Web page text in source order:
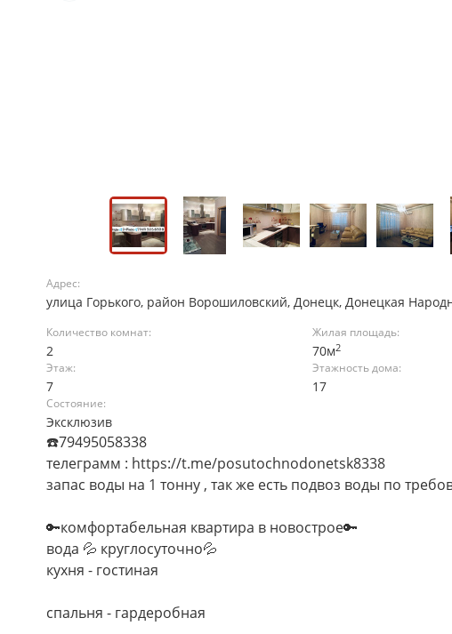
Адрес:
улица Горького, район Ворошиловский, Донецк, Донецкая
Количество комнат:
2
Жилая площадь:
70м2
Этаж:
7
Этажность дома:
17
Состояние:
Эксклюзив
☎️79495058338
телеграмм : https://t.me/posutochnodonetsk8338
запас воды на 1 тонну , так же есть подвоз воды по
🔑комфортабельная квартира в новострое🔑
вода 💦 круглосуточно💦
кухня - гостиная
спальня - гардеробная